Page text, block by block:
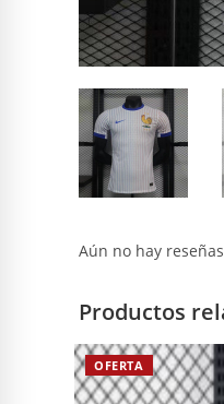
Aún no hay reseñas
Productos
OFERTA